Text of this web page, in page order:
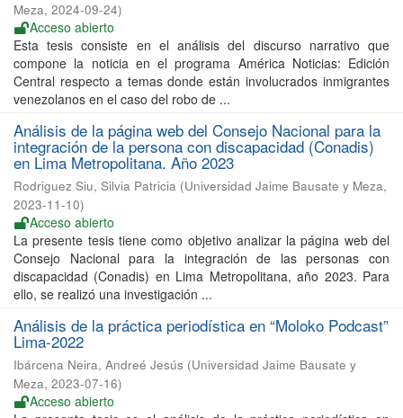
Meza, 2024-09-24)
Acceso abierto
Esta tesis consiste en el análisis del discurso narrativo que
compone la noticia en el programa América Noticias: Edición
Central respecto a temas donde están involucrados inmigrantes
venezolanos en el caso del robo de ...
Análisis de la página web del Consejo Nacional para la
integración de la persona con discapacidad (Conadis)
en Lima Metropolitana. Año 2023
Rodriguez Siu, Silvia Patricia (Universidad Jaime Bausate y Meza,
2023-11-10)
Acceso abierto
La presente tesis tiene como objetivo analizar la página web del
Consejo Nacional para la integración de las personas con
discapacidad (Conadis) en Lima Metropolitana, año 2023. Para
ello, se realizó una investigación ...
Análisis de la práctica periodística en “Moloko Podcast”
Lima-2022
Ibárcena Neira, Andreé Jesús (Universidad Jaime Bausate y
Meza, 2023-07-16)
Acceso abierto